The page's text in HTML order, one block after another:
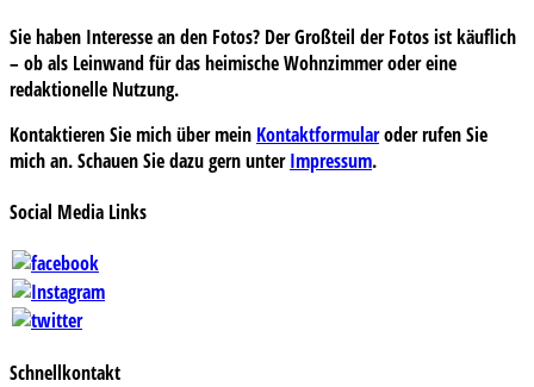
Sie haben Interesse an den Fotos? Der Großteil der Fotos ist käuflich
– ob als Leinwand für das heimische Wohnzimmer oder eine
redaktionelle Nutzung.
Kontaktieren Sie mich über mein Kontaktformularoder rufen Sie
mich an. Schauen Sie dazu gern unterImpressum.
Social Media Links
Schnellkontakt